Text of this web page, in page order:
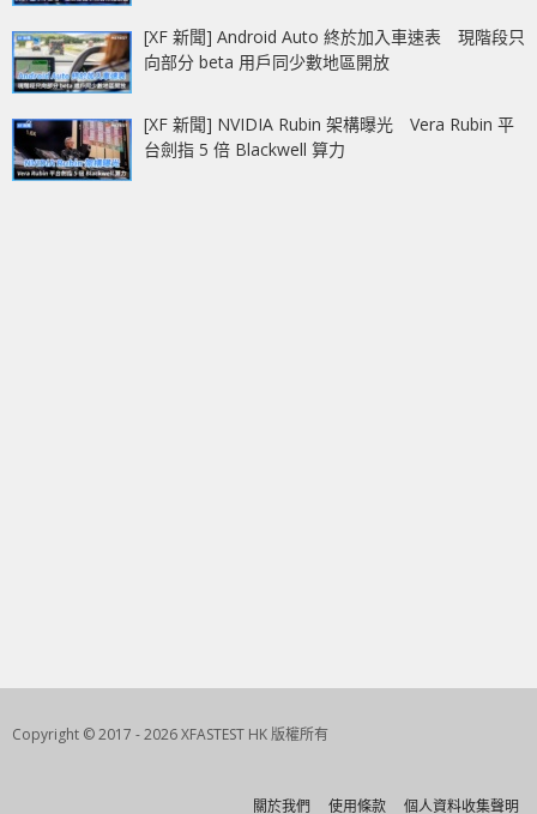
[XF 新聞] Android Auto 終於加入車速表 現階段只
向部分 beta 用戶同少數地區開放
[XF 新聞] NVIDIA Rubin 架構曝光 Vera Rubin 平
台劍指 5 倍 Blackwell 算力
Copyright © 2017 - 2026 XFASTEST HK 版權所有
關於我們 使用條款 個人資料收集聲明